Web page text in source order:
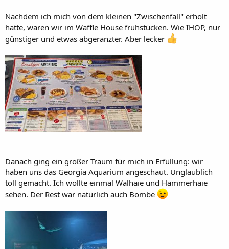
Nachdem ich mich von dem kleinen "Zwischenfall" erholt
hatte, waren wir im Waffle House frühstücken. Wie IHOP, nur
günstiger und etwas abgeranzter. Aber lecker
Danach ging ein großer Traum für mich in Erfüllung: wir
haben uns das Georgia Aquarium angeschaut. Unglaublich
toll gemacht. Ich wollte einmal Walhaie und Hammerhaie
sehen. Der Rest war natürlich auch Bombe